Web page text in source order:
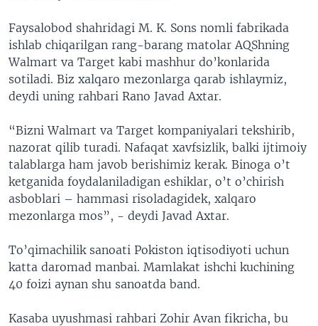
Faysalobod shahridagi M. K. Sons nomli fabrikada
ishlab chiqarilgan rang-barang matolar AQShning
Walmart va Target kabi mashhur do’konlarida
sotiladi. Biz xalqaro mezonlarga qarab ishlaymiz,
deydi uning rahbari Rano Javad Axtar.
“Bizni Walmart va Target kompaniyalari tekshirib,
nazorat qilib turadi. Nafaqat xavfsizlik, balki ijtimoiy
talablarga ham javob berishimiz kerak. Binoga o’t
ketganida foydalaniladigan eshiklar, o’t o’chirish
asboblari – hammasi risoladagidek, xalqaro
mezonlarga mos”, - deydi Javad Axtar.
To’qimachilik sanoati Pokiston iqtisodiyoti uchun
katta daromad manbai. Mamlakat ishchi kuchining
40 foizi aynan shu sanoatda band.
Kasaba uyushmasi rahbari Zohir Avan fikricha, bu